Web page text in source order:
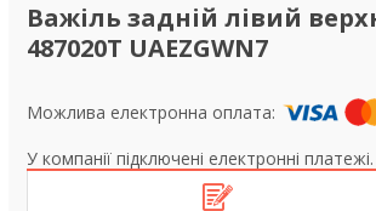
Важіль задній лівий
487020T UAEZGWN7
У компанії підключені електронні